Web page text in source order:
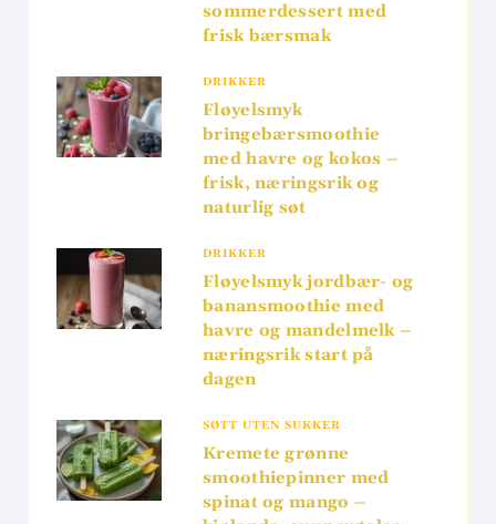
sommerdessert med
frisk bærsmak
DRIKKER
Fløyelsmyk
bringebærsmoothie
med havre og kokos –
frisk, næringsrik og
naturlig søt
DRIKKER
Fløyelsmyk jordbær- og
banansmoothie med
havre og mandelmelk –
næringsrik start på
dagen
SØTT UTEN SUKKER
Kremete grønne
smoothiepinner med
spinat og mango –